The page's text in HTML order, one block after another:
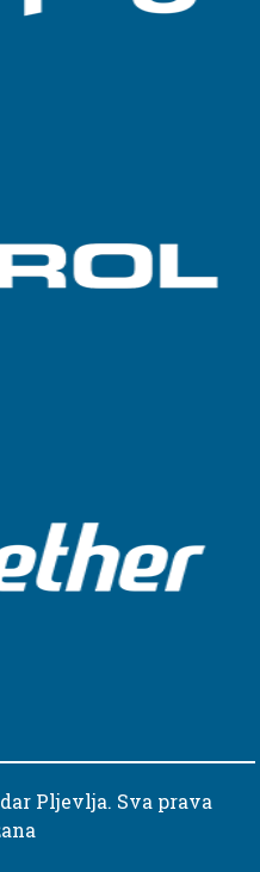
Pljevlja. Sva prava